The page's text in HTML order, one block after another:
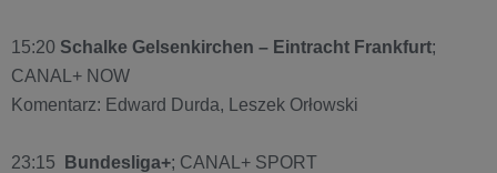
15:20 Schalke Gelsenkirchen – Eintracht Frankfurt;
CANAL+ NOW
Komentarz: Edward Durda, Leszek Orłowski
23:15 Bundesliga+; CANAL+ SPORT